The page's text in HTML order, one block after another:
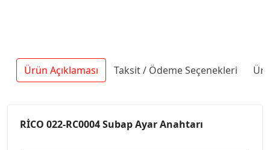
Ürün Açıklaması Taksit / Ödeme Seçenekleri
RİCO 022-RC0004 Subap Ayar Anahtarı